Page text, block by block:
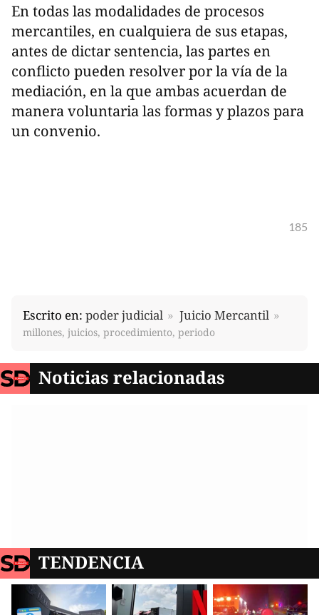
En todas las modalidades de procesos
mercantiles, en cualquiera de sus etapas,
antes de dictar sentencia, las partes en
conflicto pueden resolver por la vía de la
mediación, en la que ambas acuerdan de
manera voluntaria las formas y plazos para
un convenio.
185
Escrito en: poder judicial Juicio Mercantil
millones, juicios, procedimiento, periodo
Noticias relacionadas
TENDENCIA